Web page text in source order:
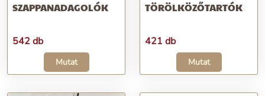
SZAPPANADAGOLÓK
542 db
Mutat
TÖRÖLKÖZŐTARTÓK
421 db
Mutat